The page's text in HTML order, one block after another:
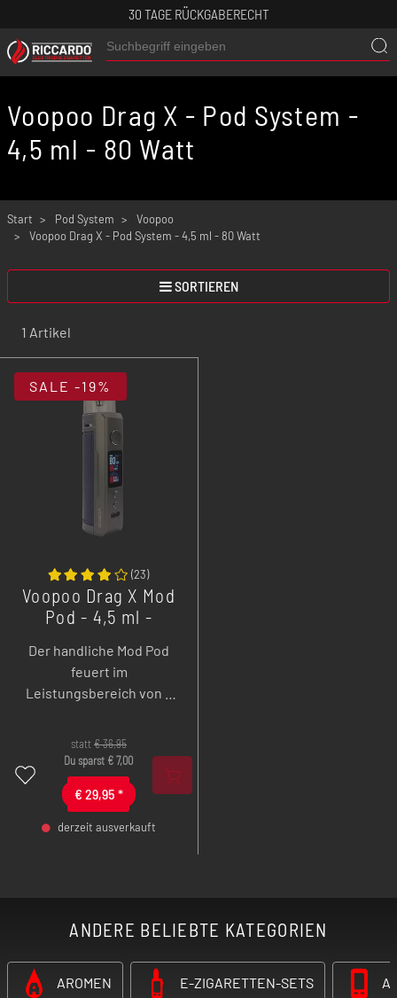
30 TAGE RÜCKGABERECHT
Voopoo Drag X - Pod System -
4,5 ml - 80 Watt
Start Pod System
Voopoo
Voopoo Drag X - Pod System - 4,5 ml - 80 Watt
SORTIEREN
1 Artikel
statt€36,95
Du sparst € 7,00
€ 29,95 *
derzeit ausverkauft
(23)
Voopoo Drag X Mod
Pod - 4,5 ml -
Der handliche Mod Pod
feuert im
Leistungsbereich von 5
im Lieferumfang
enthalten).
SALE -19%
ANDERE BELIEBTE KATEGORIEN
AROMEN E-ZIGARETTEN-SETS